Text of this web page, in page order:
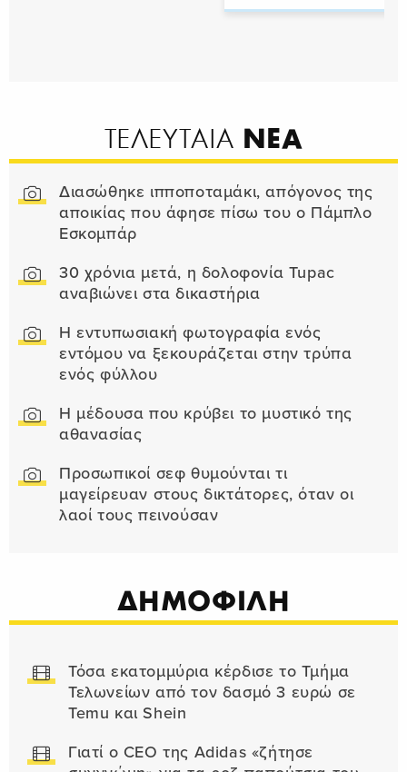
ΤΕΛΕΥΤΑΙΑ ΝΕΑ
Διασώθηκε ιπποποταμάκι, απόγονος της
αποικίας που άφησε πίσω του ο Πάμπλο
Εσκομπάρ
30 χρόνια μετά, η δολοφονία Tupac
αναβιώνει στα δικαστήρια
Η εντυπωσιακή φωτογραφία ενός
εντόμου να ξεκουράζεται στην τρύπα
ενός φύλλου
Η μέδουσα που κρύβει το μυστικό της
αθανασίας
Προσωπικοί σεφ θυμούνται τι
μαγείρευαν στους δικτάτορες, όταν οι
λαοί τους πεινούσαν
ΔΗΜΟΦΙΛΗ
Τόσα εκατομμύρια κέρδισε το Τμήμα
Τελωνείων από τον δασμό 3 ευρώ σε
Temu και Shein
Γιατί ο CEO της Adidas «ζήτησε